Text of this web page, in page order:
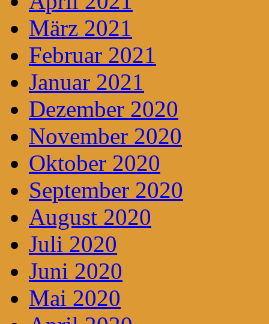
März 2021
Februar 2021
Januar 2021
Dezember 2020
November 2020
Oktober 2020
September 2020
August 2020
Juli 2020
Juni 2020
Mai 2020